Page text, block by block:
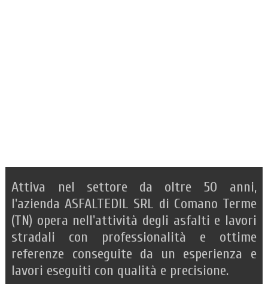
Attiva nel settore da oltre 50 anni,
l'azienda ASFALTEDIL SRL di Comano Terme
(TN) opera nell'attività degli asfalti e lavori
stradali con professionalità e ottime
referenze conseguite da un esperienza e
lavori eseguiti con qualità e precisione.